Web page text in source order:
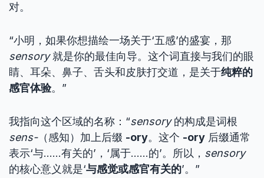
对。
“小明，如果你想描绘一场关于‘五感’的盛宴，那
sensory就是你的最佳向导。这个词直接与我们的眼
睛、耳朵、鼻子、舌头和皮肤打交道，是关于纯粹的
感官体验。”
我指向这个区域的名称：“sensory的构成是词根
sens-（感知）加上后缀 -ory。这个 -ory 后缀通常
表示‘与……有关的’，‘属于……的’。所以， sensory
的核心意义就是‘与感觉或感官有关的’。”